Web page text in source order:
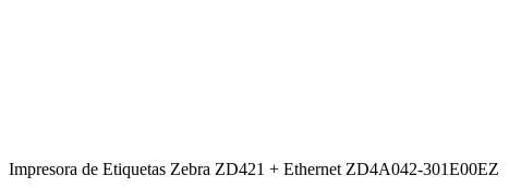
Impresora de Etiquetas Zebra ZD421 + Ethernet ZD4A042-301E00EZ